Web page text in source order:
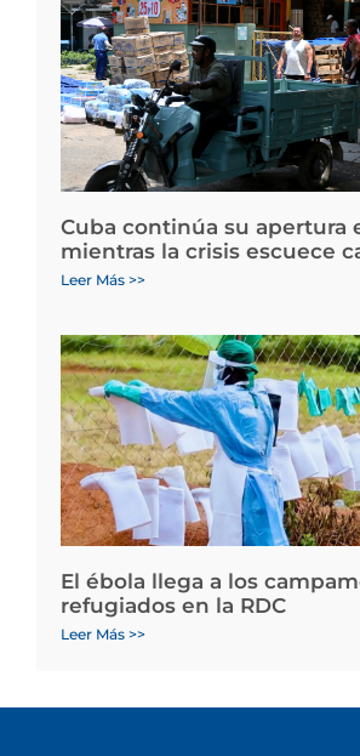
Cuba continúa su apertura
mientras la crisis escuece
Leer Más >>
El ébola llega a los
refugiados en la RDC
Leer Más >>